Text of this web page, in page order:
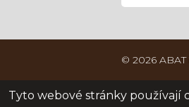
© 2026
Tyto webové stránky používají